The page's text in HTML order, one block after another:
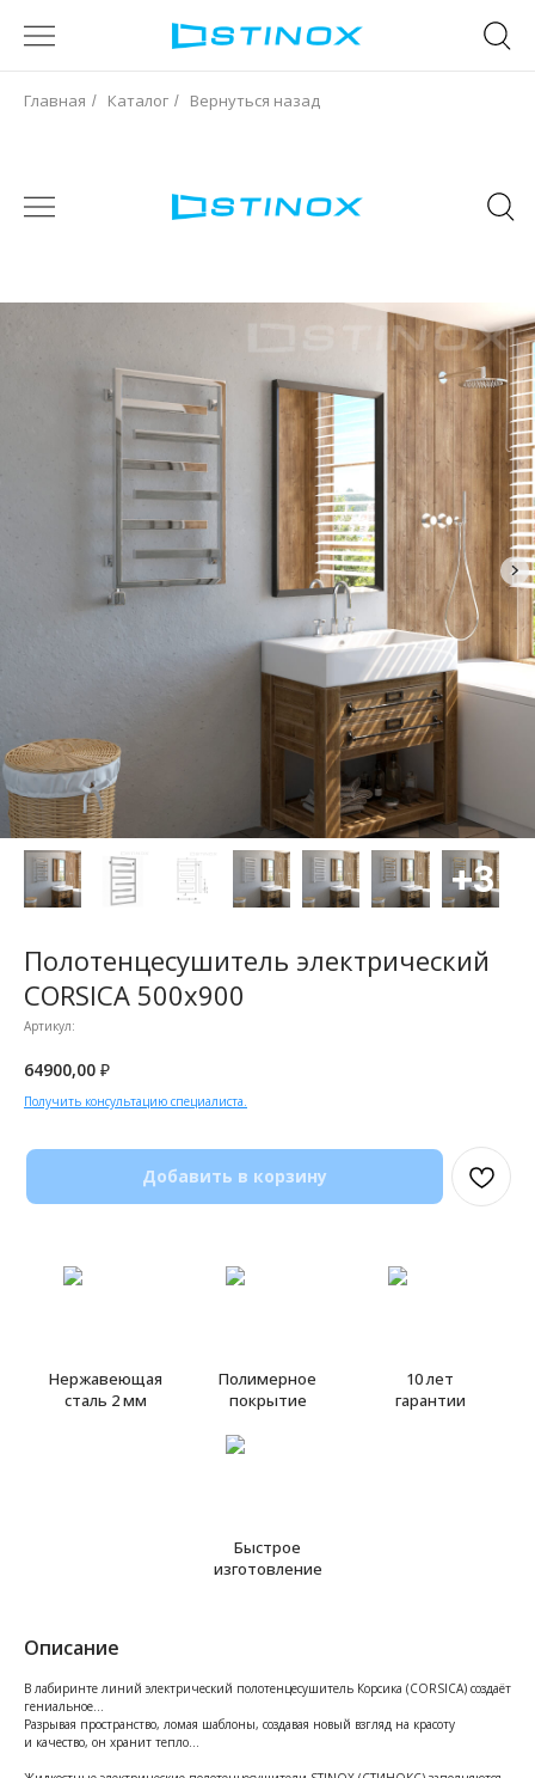
Главная / Каталог / Вернуться назад
Полотенцесушитель электрический
CORSICA 500x900
Артикул:
64900,00 ₽
Получить консультацию специалиста.
Добавить в корзину
Нержавеющая
сталь 2 мм
Полимерное
покрытие
10 лет
гарантии
Быстрое
изготовление
Описание
В лабиринте линий электрический полотенцесушитель Корсика (CORSICA) создаёт
гениальное…
Разрывая пространство, ломая шаблоны, создавая новый взгляд на красоту
и качество, он хранит тепло…